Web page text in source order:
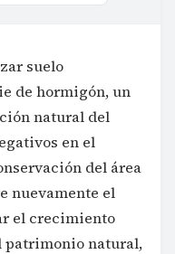
suelo
de hormigón, un
natural del
en el
del área
nuevamente el
el crecimiento
patrimonio natural,